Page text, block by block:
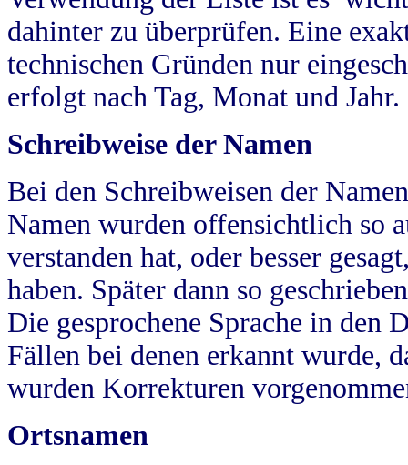
dahinter zu überprüfen. Eine
technischen Gründen nur
erfolgt nach Tag, Monat und Jahr.
Schreibweise der Namen
Bei den Schreibweisen der
Namen wurden offensichtlich so
verstanden hat, oder besser
haben. Später dann so
Die gesprochene Sprache in
Fällen bei denen erkannt wurde,
wurden Korrekturen
Ortsnamen